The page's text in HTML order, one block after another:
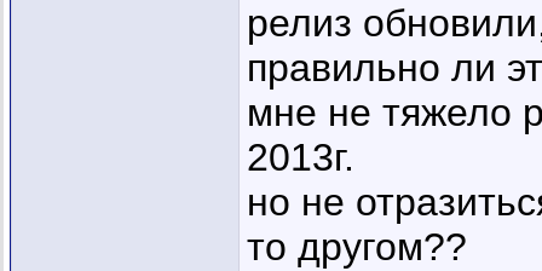
релиз
правильно ли
мне не тяжело
2013г.
но не
то другом??